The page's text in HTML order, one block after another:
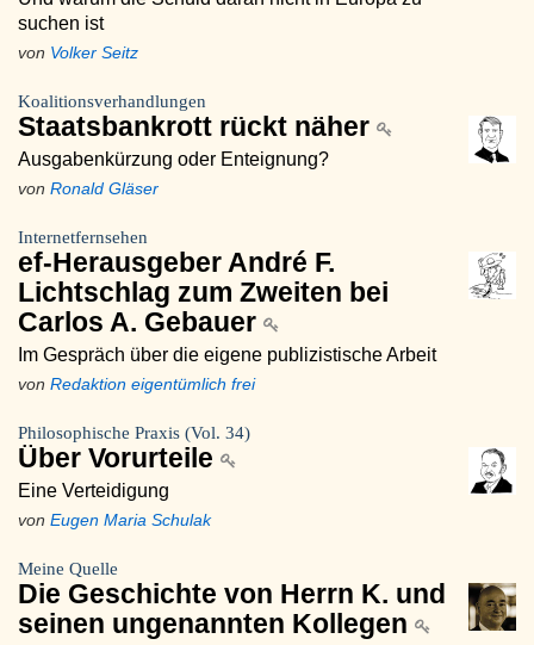
suchen ist
von Volker Seitz
Koalitionsverhandlungen
Staatsbankrott rückt näher
Ausgabenkürzung oder Enteignung?
von Ronald Gläser
Internetfernsehen
ef-Herausgeber André F.
Lichtschlag zum Zweiten bei
Carlos A. Gebauer
Im Gespräch über die eigene publizistische Arbeit
von Redaktion eigentümlich frei
Philosophische Praxis (Vol. 34)
Über Vorurteile
Eine Verteidigung
von Eugen Maria Schulak
Meine Quelle
Die Geschichte von Herrn K. und
seinen ungenannten Kollegen